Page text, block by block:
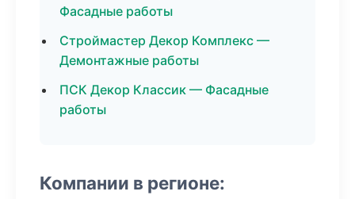
Фасадные работы
Строймастер Декор Комплекс —
Демонтажные работы
ПСК Декор Классик — Фасадные
работы
Компании в регионе: